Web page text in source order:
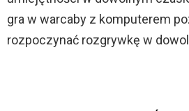
gra w warcaby z komputerem
rozpoczynać rozgrywkę w